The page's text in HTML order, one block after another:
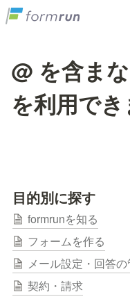
@ を含ま
を利用で
目的別に探す
formrunを知る
フォームを作る
メール設定・回答の
契約・請求